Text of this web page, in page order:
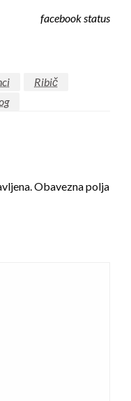
facebook status
Ribič
Obavezna polja